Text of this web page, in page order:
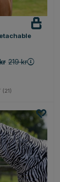
219 kr
(21)